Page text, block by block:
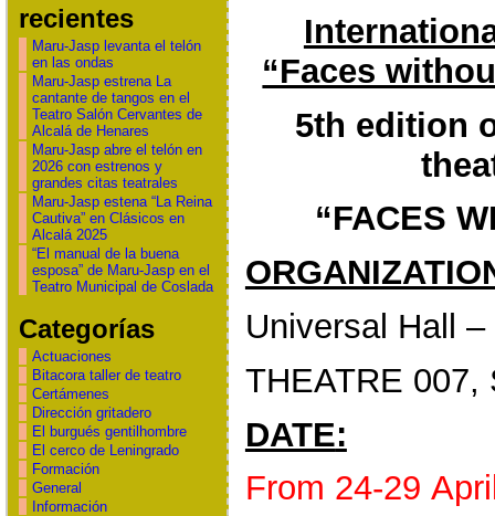
recientes
Maru-Jasp levanta el telón
en las ondas
Maru-Jasp estrena La
cantante de tangos en el
Teatro Salón Cervantes de
Alcalá de Henares
Maru-Jasp abre el telón en
2026 con estrenos y
grandes citas teatrales
Maru-Jasp estena “La Reina
Cautiva” en Clásicos en
Alcalá 2025
“El manual de la buena
esposa” de Maru-Jasp en el
Teatro Municipal de Coslada
Categorías
Actuaciones
Bitacora taller de teatro
Certámenes
Dirección gritadero
El burgués gentilhombre
El cerco de Leningrado
Formación
General
Información
“Faces
5th edition
“FACES
Universal Hall
THEATRE 007,
DATE:
From 24-29